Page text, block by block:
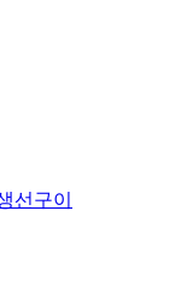
선구이